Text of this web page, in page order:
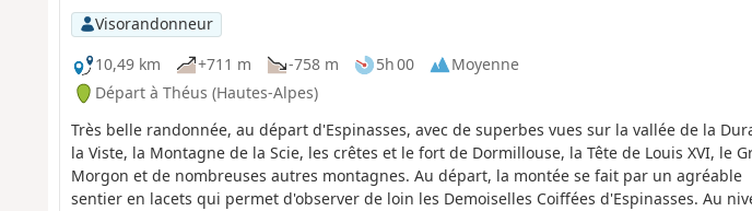
Visorandonneur
10,49 km
+711 m -758 m 5h 00
Moyenne
Départ à Théus (Hautes-Alpes)
Très belle randonnée, au départ d'Espinasses, avec de superbes vues sur la vallée de la
la Viste, la Montagne de la Scie, les crêtes et le fort de Dormillouse, la Tête de Louis XVI, le
Morgon et de nombreuses autres montagnes. Au départ, la montée se fait par un agréable
sentier en lacets qui permet d'observer de loin les Demoiselles Coiffées d'Espinasses. Au